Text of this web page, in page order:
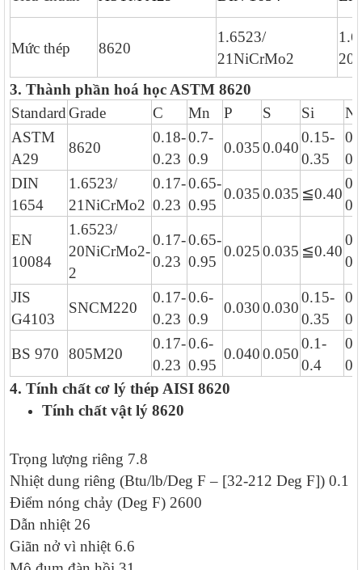
Mức thép 8620
1.6523/
21NiCrMo2
3. Thành phần hoá học ASTM 8620
StandardGrade C Mn P S Si
Ni
ASTM
A29
8620
0.18-
0.23
0.7-
0.9
0.0350.040
0.15-
0.35
DIN
1654
1.6523/
21NiCrMo2
0.17-
0.23
0.65-
0.95
0.0350.035 ≦0.40
EN
10084
1.6523/
20NiCrMo2-
2
0.17-
0.23
0.65-
0.95
0.0250.035 ≦0.40
JIS
G4103
SNCM220
0.17-
0.23
0.6-
0.9
0.0300.030
0.15-
0.35
BS 970 805M20
0.17-
0.23
0.6-
0.95
0.0400.050
0.1-
0.4
4. Tính chất cơ lý thép AISI 8620
Tính chất vật lý 8620
Trọng lượng riêng 7.8
Nhiệt dung riêng (Btu/lb/Deg F – [32-212 Deg F]) 0.1
Điểm nóng chảy (Deg F) 2600
Dẫn nhiệt 26
Giãn nở vì nhiệt 6.6